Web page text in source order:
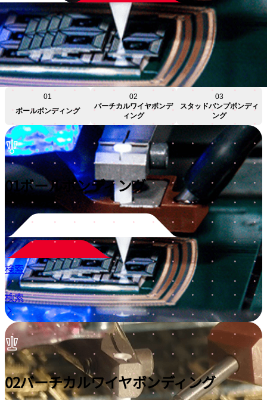
01
ボールボンディング
02
バーチカルワイヤボンデ
ィング
03
スタッドバンプボンディ
ング
01ボールボンディング
検索
検索
02バーチカルワイヤボンディング